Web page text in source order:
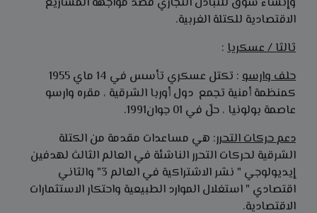
الاقتصادية للكتلة الغربية.
ثالثا / عسكريا :
حلف وارسو
: تكتل عسكري تأسس في 14 ماي 1955
كمنظمة أمنية تجمع دول أوربا الشرقية ، مقره وارسو
عاصمة بولونيا ، حلّ في 01 جوان1991.
دعم حركات التحرر: هي مساعدات مقدمة من الكتلة
الشرقية لحركات التحرر الناشئة في العالم الثالث لهدفين
إيديولوجي " نشر الاشتراكية في العالم 3" والثاني
اقتصادي " استغلال الموارد الطبيعية واحتكار الاستثمارات
الاقتصادية.